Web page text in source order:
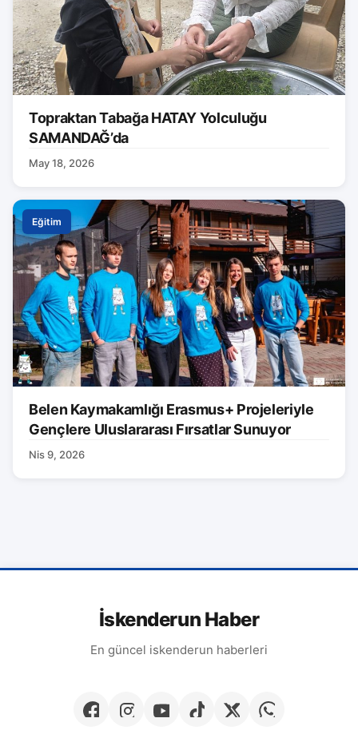
Topraktan Tabağa HATAY Yolculuğu
SAMANDAĞ’da
May 18, 2026
Eğitim
Belen Kaymakamlığı Erasmus+ Projeleriyle
Gençlere Uluslararası Fırsatlar Sunuyor
Nis 9, 2026
İskenderun Haber
En güncel iskenderun haberleri